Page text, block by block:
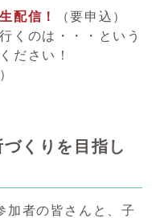
配信！
（要申込）
くのは・・・という
ださい！
くりを目指し
加者の皆さんと、子